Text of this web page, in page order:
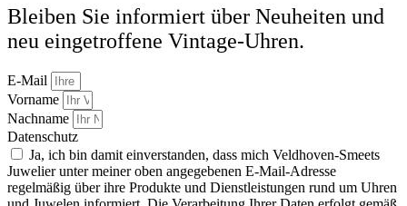
Bleiben Sie informiert über Neuheiten und
neu eingetroffene Vintage-Uhren.
E-Mail
Vorname
Nachname
Datenschutz
Ja, ich bin damit einverstanden, dass mich Veldhoven-Smeets
Juwelier unter meiner oben angegebenen E-Mail-Adresse
regelmäßig über ihre Produkte und Dienstleistungen rund um Uhren